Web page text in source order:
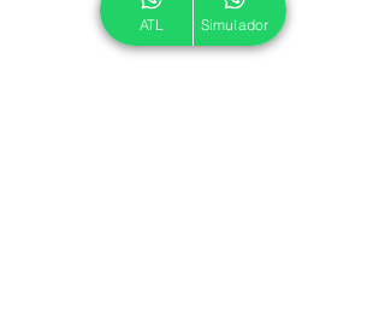
ATL Simulador